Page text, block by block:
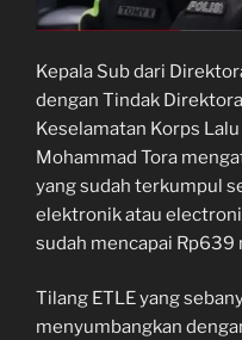
Kepala Sub dari
dengan Tindak
Keselamatan Korps
Mohammad Tora
yang sudah terkumpul
elektronik atau
sudah mencapai Rp639
Tilang ETLE yang
menyumbangkan